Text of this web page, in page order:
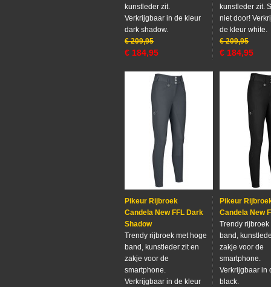
kunstleder zit.
Verkrijgbaar in de kleur
dark shadow.
€ 209,95
€ 184,95
kunstleder zit.
niet door!
de kleur white.
€ 209,95
€ 184,95
Pikeur Rijbroek
Candela New FFL Dark
Shadow
Trendy rijbroek met hoge
band, kunstleder zit en
zakje voor de
smartphone.
Verkrijgbaar in de kleur
Pikeur
Candela New
Trendy rijbroek
band,
zakje voor de
smartphone.
Verkrijgbaar in
black.